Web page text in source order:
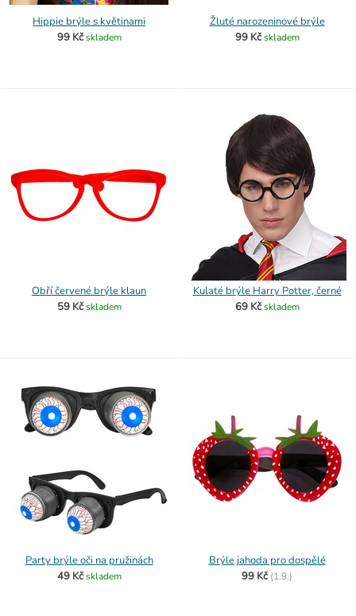
Hippie brýle s květinami
99 Kč skladem
Žluté narozeninové brýle
99 Kč skladem
Obří červené brýle klaun
59 Kč skladem
Kulaté brýle Harry Potter, černé
69 Kč skladem
Party brýle oči na pružinách
49 Kč skladem
Brýle jahoda pro dospělé
99 Kč (1.9.)